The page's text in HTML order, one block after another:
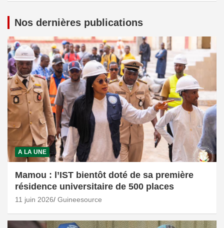
Nos dernières publications
A LA UNE
Mamou : l’IST bientôt doté de sa première
résidence universitaire de 500 places
11 juin 2026 Guineesource